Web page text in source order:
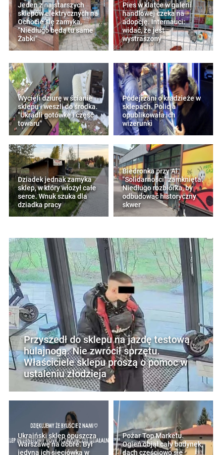
Jeden z najstarszych
sklepów elektrycznych na
Ochocie się zamyka.
"Niedługo będą tu same
Żabki"
Pies w klatce w galerii
handlowej czeka na
adopcję. Internauci:
widać, że jest
wystraszony
Wycięli dziurę w ścianie
sklepu i weszli do środka.
"Ukradli gotówkę i część
towaru"
Podejrzani o kradzieże w
sklepach. Policja
opublikowała ich
wizerunki
Dziadek jednak zamyka
sklep, w który włożył całe
serce. Wnuk szuka dla
dziadka pracy
Biedronka przy Al.
"Solidarności" zamknięta.
Niedługo rozbiórka, by
odbudować historyczny
skwer
Przyszedł do sklepu na jazdę testową
hulajnogą. Nie zwrócił sprzętu.
Właściciele sklepu proszą o pomoc w
ustaleniu złodzieja
Ukraiński sklep opuszcza
Warszawę na dobre. Był
jedyną ich sieciówką w
Pożar Top Marketu.
Ogień objął cały budynek,
dach częściowo się